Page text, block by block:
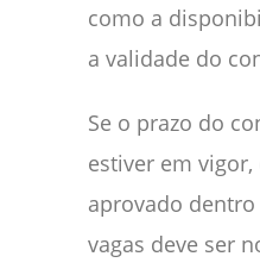
como a
a validade do
Se o prazo do
estiver em
aprovado
vagas deve ser